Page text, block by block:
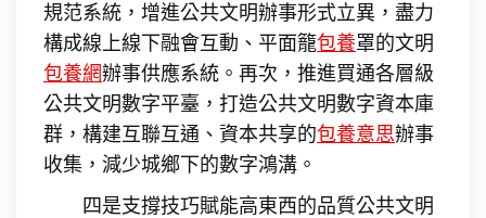
規范系統，增進公共文明辦事形式立異，盡力
構成線上線下融會互動、平面籠包養罩的文明
包養網辦事供應系統。再次，推進買通各層級
公共文明數字平臺，打造公共文明數字資本庫
群，構建互聯互通、資本共享的包養意思辦事
收集，減少城鄉下的數字鴻溝。
四是支撐技巧賦能高東西的品質公共文明